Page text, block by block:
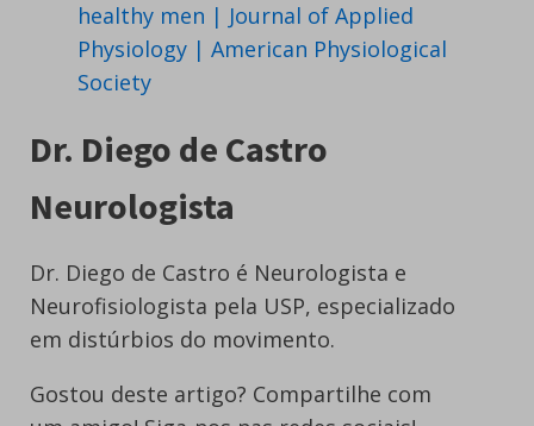
healthy men | Journal of Applied
Physiology | American Physiological
Society
Dr. Diego de Castro
Neurologista
Dr. Diego de Castro é Neurologista e
Neurofisiologista pela USP, especializado
em distúrbios do movimento.
Gostou deste artigo? Compartilhe com